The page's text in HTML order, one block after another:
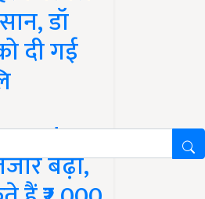
डॉ
दी गई
Update:
बढ़ा,